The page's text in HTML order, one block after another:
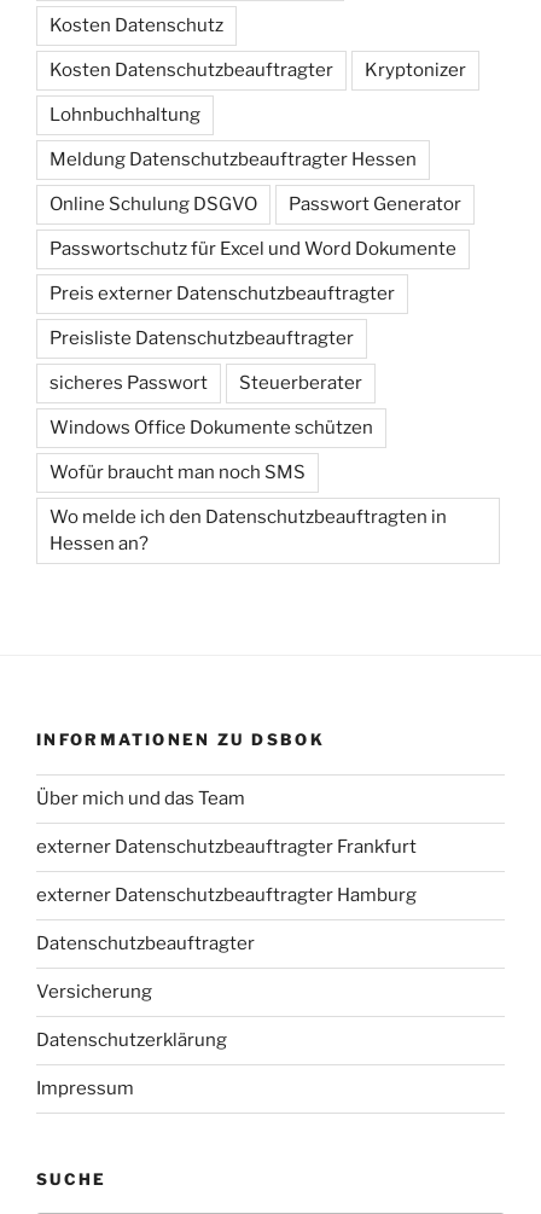
Kosten Datenschutz
Kosten Datenschutzbeauftragter Kryptonizer
Lohnbuchhaltung
Meldung Datenschutzbeauftragter Hessen
Online Schulung DSGVO Passwort Generator
Passwortschutz für Excel und Word Dokumente
Preis externer Datenschutzbeauftragter
Preisliste Datenschutzbeauftragter
sicheres Passwort Steuerberater
Windows Office Dokumente schützen
Wofür braucht man noch SMS
Wo melde ich den Datenschutzbeauftragten in
Hessen an?
INFORMATIONEN ZU DSBOK
Über mich und das Team
externer Datenschutzbeauftragter Frankfurt
externer Datenschutzbeauftragter Hamburg
Datenschutzbeauftragter
Versicherung
Datenschutzerklärung
Impressum
SUCHE